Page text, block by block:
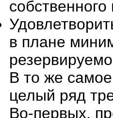
в плане
В то же
целый ряд
Во-первых,